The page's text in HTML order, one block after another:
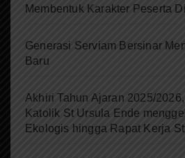
Membentuk Karakter Peserta
Generasi Serviam Bersinar
Baru
Akhiri Tahun Ajaran 2025/
Katolik St Ursula Ende
Ekologis hingga Rapat Kerja